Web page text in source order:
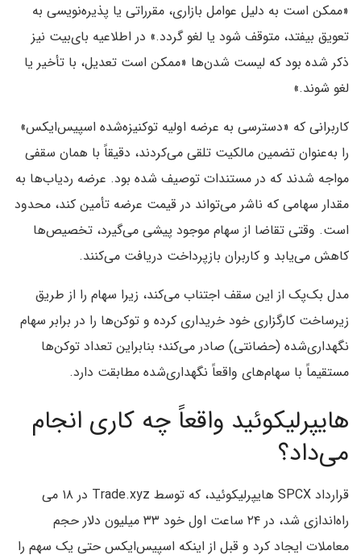
«ممکن است به دلیل عوامل بازاری، مقرراتی یا پذیره‌نویسی به
تعویق بیفتد، متوقف شود یا لغو گردد.» در اطلاعیه بای‌بیت نیز
ذکر شده بود که لیست شدن‌ها «ممکن است تعدیل، با تأخیر یا
لغو شوند.»
کاربرانی که «دسترسی به عرضه اولیه توکنیزه‌شده اسپیس‌ایکس»
را به‌عنوان تضمین مالکیت تلقی می‌کردند، دقیقاً با همان سقفی
مواجه شدند که در مستندات توصیف شده بود. عرضه ردیاب‌ها به
مقدار سهامی که ناشر می‌تواند در قیمت عرضه تأمین کند، محدود
است. وقتی تقاضا از سهام موجود پیشی می‌گیرد، تخصیص‌ها
کاهش می‌یابد و کاربران بازپرداخت دریافت می‌کنند.
مدل بک‌پک از این سقف اجتناب می‌کند، زیرا سهام را از طریق
زیرساخت کارگزاری خود خریداری کرده و توکن‌ها را در برابر سهام
نگهداری‌شده (حضانتی) صادر می‌کند؛ بنابراین تعداد توکن‌ها
مستقیماً با سهام‌های واقعاً نگهداری‌شده مطابقت دارد.
هایپرلیکوئید واقعاً چه کاری انجام
می‌داد؟
قرارداد SPCX هایپرلیکوئید، که توسط Trade.xyz در ۱۸ می
راه‌اندازی شد، در ۲۴ ساعت اول خود ۳۳ میلیون دلار حجم
معاملات ایجاد کرد و قبل از اینکه اسپیس‌ایکس حتی یک سهم را